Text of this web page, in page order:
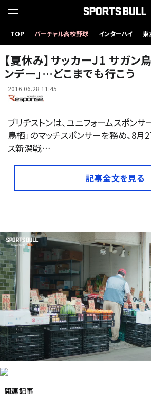
TOP バーチャル高校野球 インターハイ 東
ブリヂストンデー 2015年の様子（c）SAGAN DREAMS
【夏休み】サッカーJ1 サガン
ンデー」…どこまでも行こう
2016.06.28 11:45
ブリヂストンは、ユニフォームスポンサ
鳥栖」のマッチスポンサーを務め、8月
ス新潟戦…
記事全文を見る
関連記事